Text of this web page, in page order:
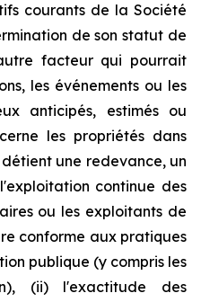
courants de la Société
de son statut de
facteur qui pourrait
les événements ou les
anticipés, estimés ou
les propriétés dans
une redevance, un
continue des
ou les exploitants de
conforme aux pratiques
publique (y compris les
(ii) l'exactitude des